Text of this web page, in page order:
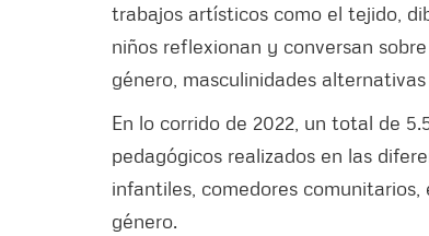
trabajos artísticos como el tejido,
niños reflexionan y conversan
género, masculinidades
En lo corrido de 2022, un total de
pedagógicos realizados en las
infantiles, comedores
género.